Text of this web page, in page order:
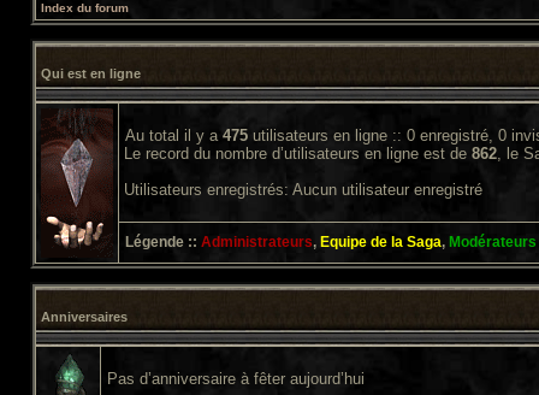
Index du forum
Qui est en ligne
Au total il y a 475 utilisateurs en ligne :: 0 enregistré, 0
Le record du nombre d’utilisateurs en ligne est de 862, le
Utilisateurs enregistrés: Aucun utilisateur enregistré
Légende :: Administrateurs, Equipe de la Saga,
Anniversaires
Pas d’anniversaire à fêter aujourd’hui